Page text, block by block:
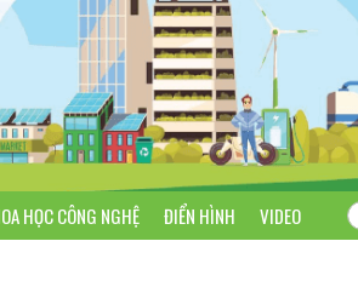
HỌC CÔNG NGHỆ ĐIỂN HÌNH VIDEO